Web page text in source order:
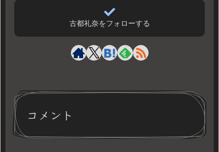
古都礼奈をフォローする
コメント